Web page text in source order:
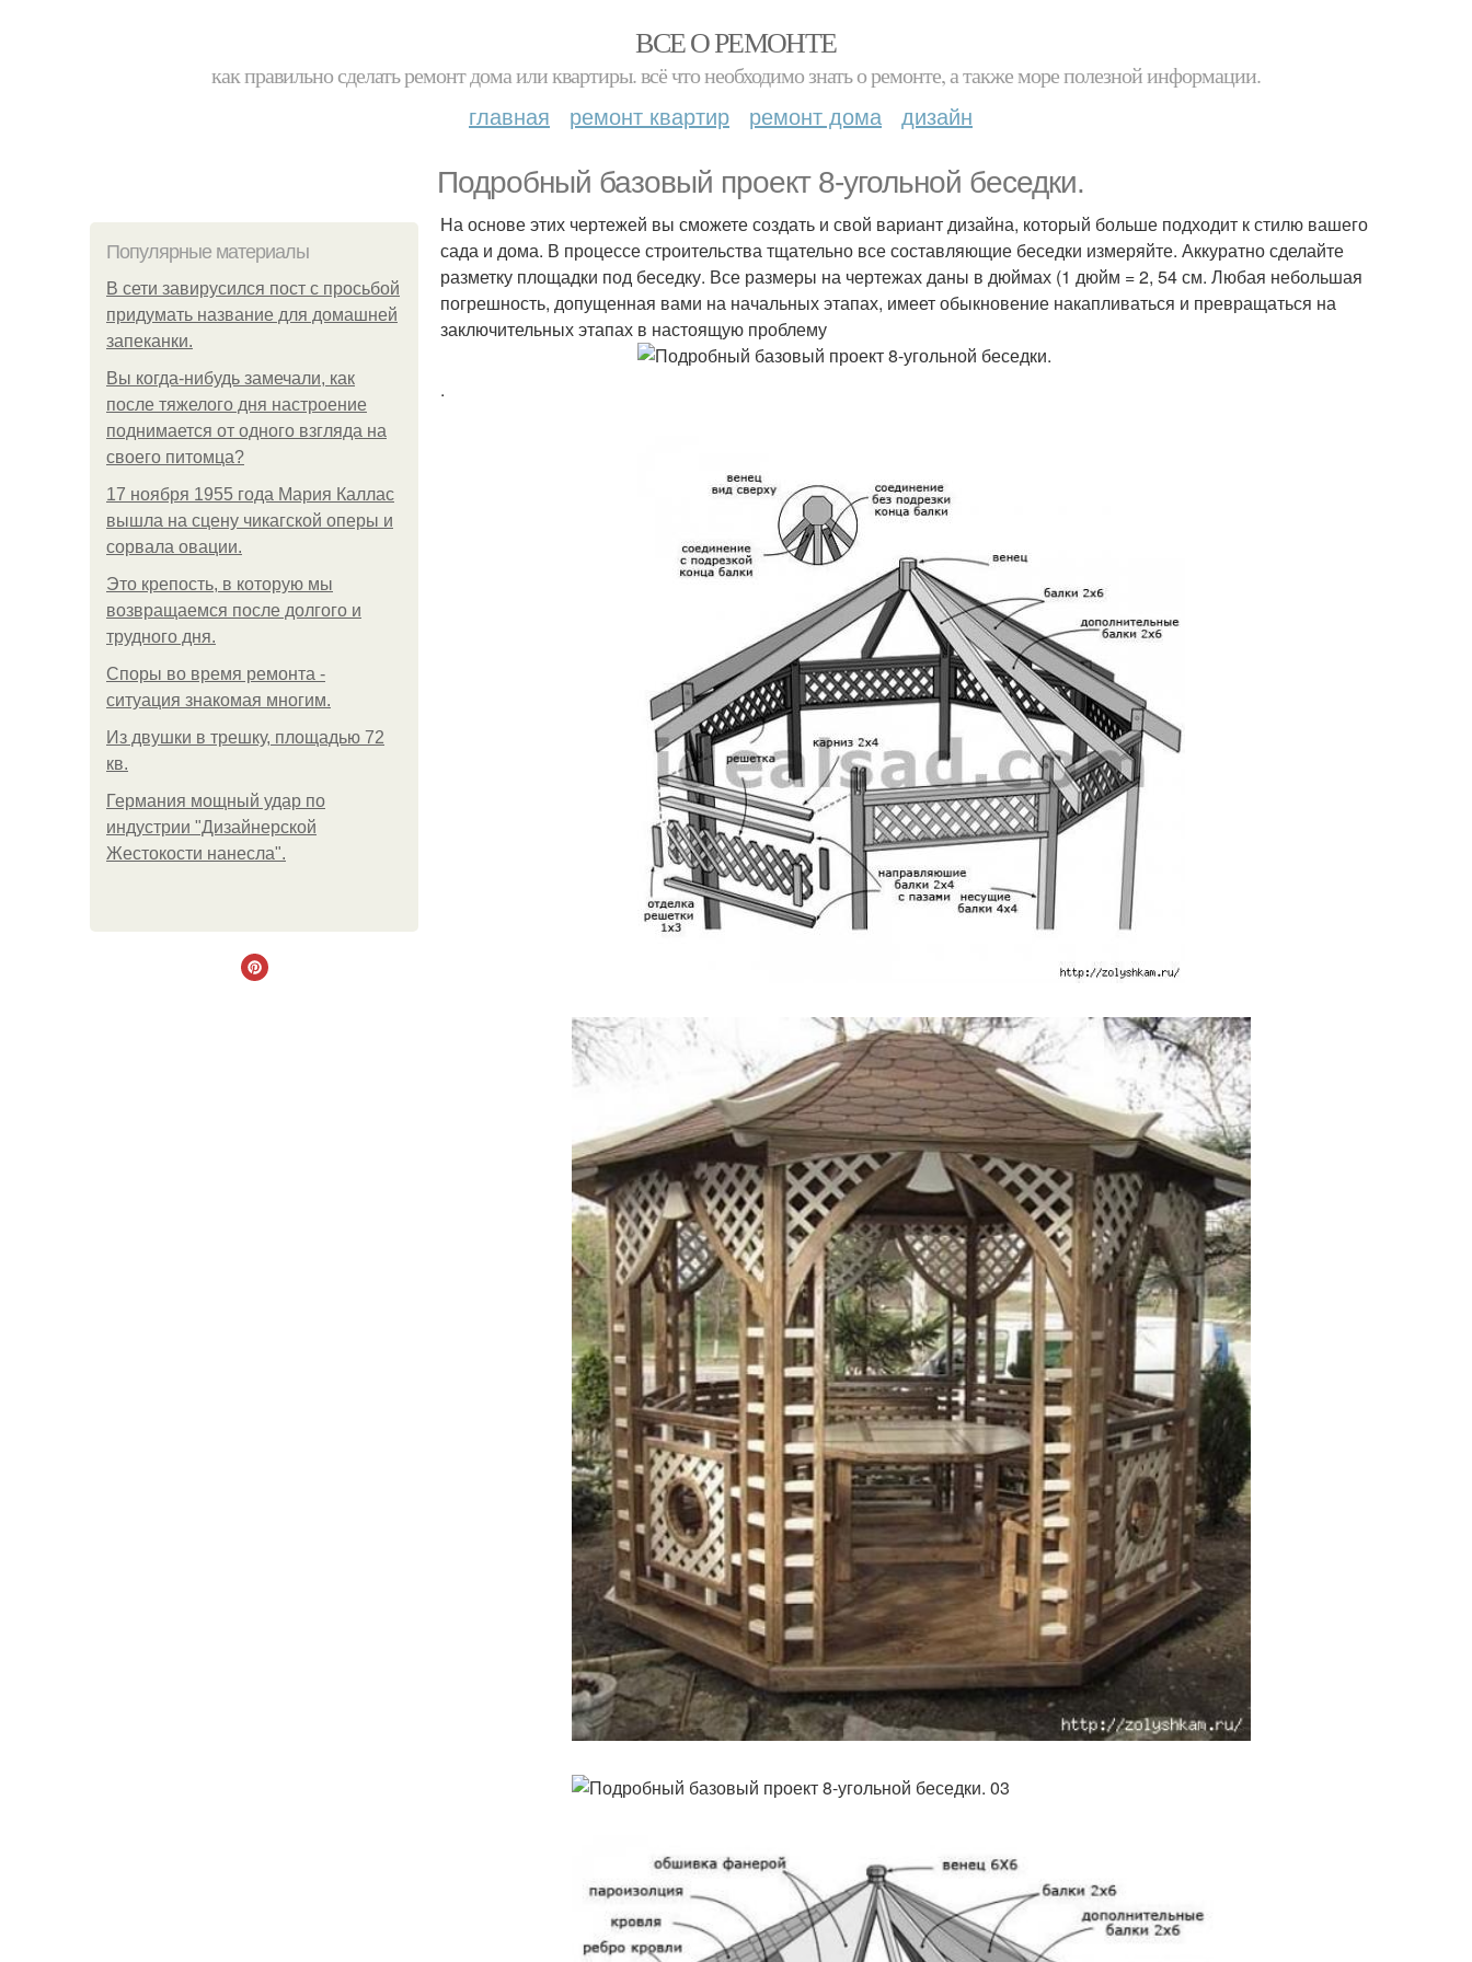
ВСЕ О РЕМОНТЕ
как правильно сделать ремонт дома или квартиры. всё что необходимо знать о ремонте, а также море полезной информации.
главная ремонт квартир ремонт дома дизайн
Подробный базовый проект 8-угольной беседки.
Популярные материалы
В сети завирусился пост с просьбой
придумать название для домашней
запеканки.
Вы когда-нибудь замечали, как
после тяжелого дня настроение
поднимается от одного взгляда на
своего питомца?
17 ноября 1955 года Мария Каллас
вышла на сцену чикагской оперы и
сорвала овации.
Это крепость, в которую мы
возвращаемся после долгого и
трудного дня.
Споры во время ремонта -
ситуация знакомая многим.
Из двушки в трешку, площадью 72
кв.
Германия мощный удар по
индустрии "Дизайнерской
Жестокости нанесла".
На основе этих чертежей вы сможете создать и свой вариант дизайна, который больше подходит к стилю вашего
сада и дома. В процессе строительства тщательно все составляющие беседки измеряйте. Аккуратно сделайте
разметку площадки под беседку. Все размеры на чертежах даны в дюймах (1 дюйм = 2, 54 см. Любая небольшая
погрешность, допущенная вами на начальных этапах, имеет обыкновение накапливаться и превращаться на
заключительных этапах в настоящую проблему
.